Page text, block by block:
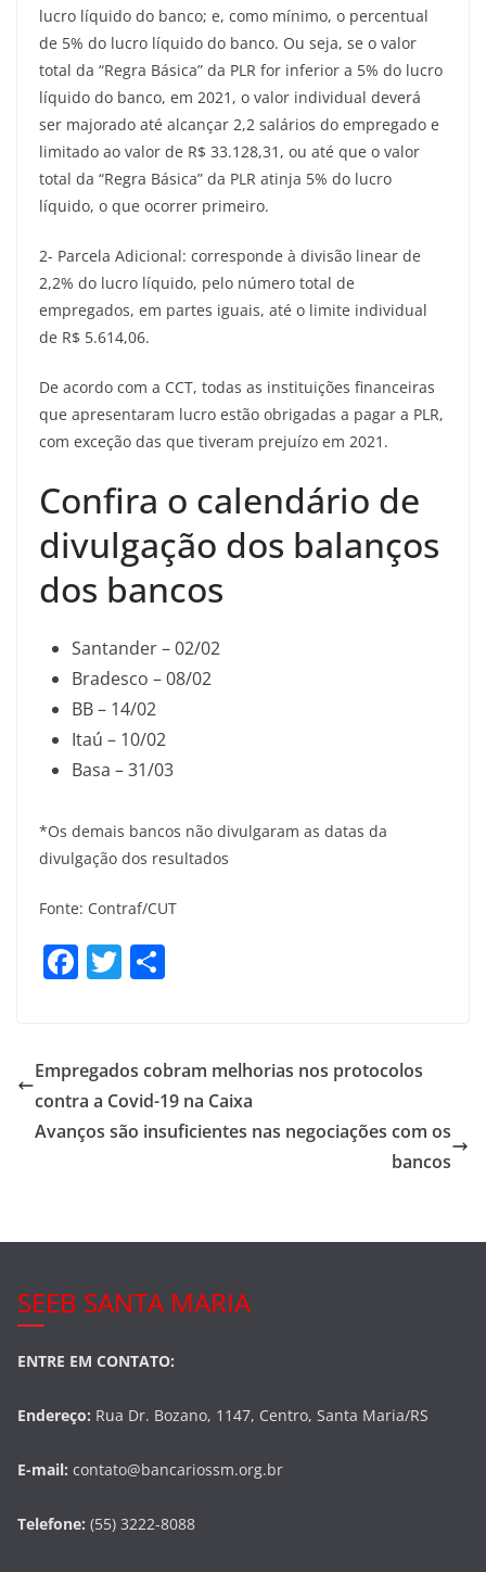
lucro líquido do banco; e, como mínimo, o percentual
de 5% do lucro líquido do banco. Ou seja, se o valor
total da “Regra Básica” da PLR for inferior a 5% do lucro
líquido do banco, em 2021, o valor individual deverá
ser majorado até alcançar 2,2 salários do empregado e
limitado ao valor de R$ 33.128,31, ou até que o valor
total da “Regra Básica” da PLR atinja 5% do lucro
líquido, o que ocorrer primeiro.
2- Parcela Adicional: corresponde à divisão linear de
2,2% do lucro líquido, pelo número total de
empregados, em partes iguais, até o limite individual
de R$ 5.614,06.
De acordo com a CCT, todas as instituições financeiras
que apresentaram lucro estão obrigadas a pagar a PLR,
com exceção das que tiveram prejuízo em 2021.
Confira o calendário de
divulgação dos balanços
dos bancos
Santander – 02/02
Bradesco – 08/02
BB – 14/02
Itaú – 10/02
Basa – 31/03
*Os demais bancos não divulgaram as datas da
divulgação dos resultados
Fonte: Contraf/CUT
F
e
b
o
T
er e
Empregados cobram melhorias nos protocolos
contra a Covid-19 na Caixa
Avanços são insuficientes nas negociações com os
bancos
SEEB SANTA MARIA
ENTRE EM CONTATO:
Endereço: Rua Dr. Bozano, 1147, Centro, Santa Maria/RS
E-mail: contato@bancariossm.org.br
Telefone: (55) 3222-8088